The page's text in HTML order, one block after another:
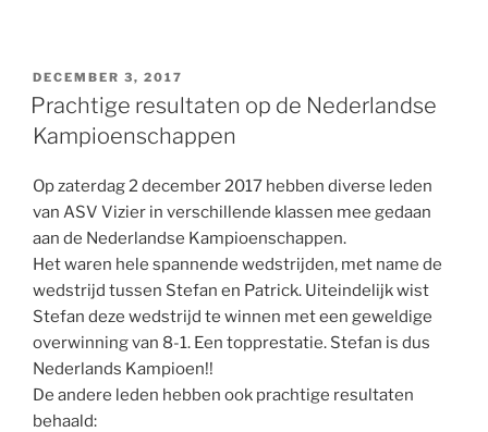
GEPLAATST
OP
DECEMBER 3, 2017
Prachtige resultaten op de Nederlandse
Kampioenschappen
Op zaterdag 2 december 2017 hebben diverse leden
van ASV Vizier in verschillende klassen mee gedaan
aan de Nederlandse Kampioenschappen.
Het waren hele spannende wedstrijden, met name de
wedstrijd tussen Stefan en Patrick. Uiteindelijk wist
Stefan deze wedstrijd te winnen met een geweldige
overwinning van 8-1. Een topprestatie. Stefan is dus
Nederlands Kampioen!!
De andere leden hebben ook prachtige resultaten
behaald: